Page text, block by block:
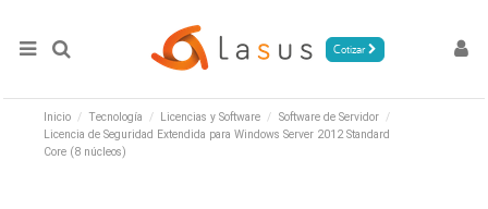
Cotizar
Inicio Tecnología Licencias y Software
Software de Servidor
Licencia de Seguridad Extendida para Windows Server 2012 Standard
Core (8 núcleos)